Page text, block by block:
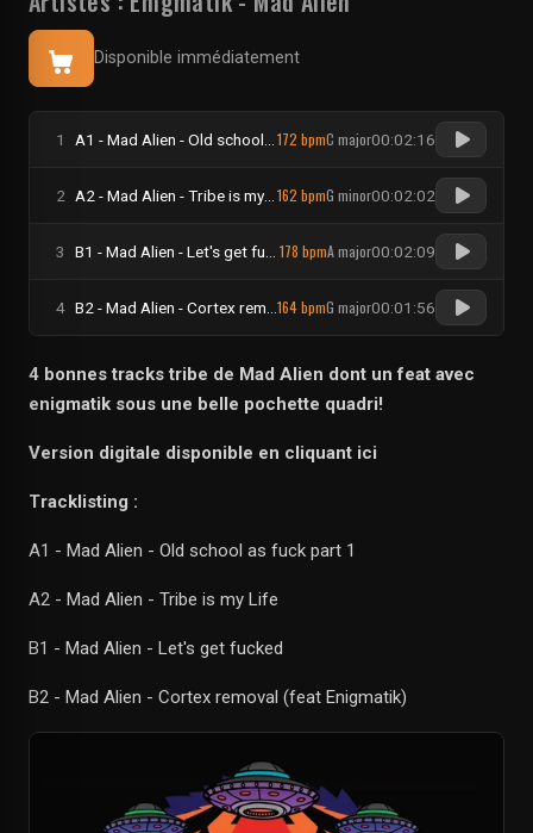
Disponible immédiatement
1 172 bpmC major00:02:16
2 A2 - Mad Alien - Tribe is my Life 162 bpmG minor00:02:02
3 178 bpmA major00:02:09
4 164 bpmG major00:01:56
4 bonnes tracks tribe de Mad Alien dont un feat avec
enigmatik sous une belle pochette quadri!
Version digitale disponible en cliquant ici
Tracklisting :
A1 - Mad Alien - Old school as fuck part 1
A2 - Mad Alien - Tribe is my Life
B1 - Mad Alien - Let's get fucked
B2 - Mad Alien - Cortex removal (feat Enigmatik)